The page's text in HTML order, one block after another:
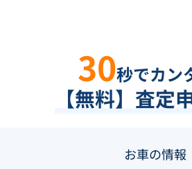
30秒でカン
【無料】査定
お車の情報